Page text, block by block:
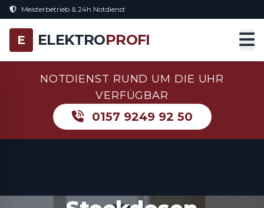
Meisterbetrieb & 24h Notdienst
E ELEKTROPROFI
NOTDIENST RUND UM DIE UHR
VERFÜGBAR
0157 9249 92 50